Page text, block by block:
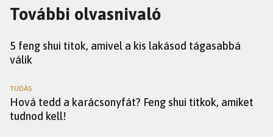
További olvasnivaló
5 feng shui titok, amivel a kis lakásod tágasabbá
válik
TUDÁS
Hová tedd a karácsonyfát? Feng shui titkok, amiket
tudnod kell!